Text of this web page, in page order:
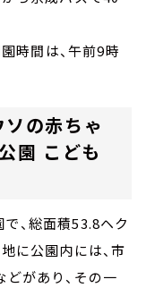
時間は、午前9時
の赤ちゃ
園 こども
、総面積53.8ヘク
に公園内には、市
どがあり、その一